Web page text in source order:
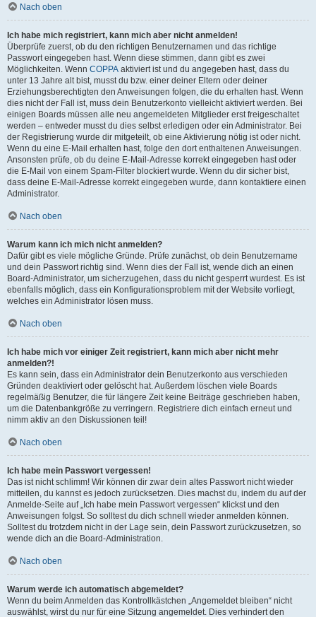
Nach oben
Ich habe mich registriert, kann mich aber nicht anmelden!
Überprüfe zuerst, ob du den richtigen Benutzernamen und das richtige
Passwort eingegeben hast. Wenn diese stimmen, dann gibt es zwei
Möglichkeiten. Wenn COPPA aktiviert ist und du angegeben hast, dass du
unter 13 Jahre alt bist, musst du bzw. einer deiner Eltern oder deiner
Erziehungsberechtigten den Anweisungen folgen, die du erhalten hast. Wenn
dies nicht der Fall ist, muss dein Benutzerkonto vielleicht aktiviert werden. Bei
einigen Boards müssen alle neu angemeldeten Mitglieder erst freigeschaltet
werden – entweder musst du dies selbst erledigen oder ein Administrator. Bei
der Registrierung wurde dir mitgeteilt, ob eine Aktivierung nötig ist oder nicht.
Wenn du eine E-Mail erhalten hast, folge den dort enthaltenen Anweisungen.
Ansonsten prüfe, ob du deine E-Mail-Adresse korrekt eingegeben hast oder
die E-Mail von einem Spam-Filter blockiert wurde. Wenn du dir sicher bist,
dass deine E-Mail-Adresse korrekt eingegeben wurde, dann kontaktiere einen
Administrator.
Nach oben
Warum kann ich mich nicht anmelden?
Dafür gibt es viele mögliche Gründe. Prüfe zunächst, ob dein Benutzername
und dein Passwort richtig sind. Wenn dies der Fall ist, wende dich an einen
Board-Administrator, um sicherzugehen, dass du nicht gesperrt wurdest. Es ist
ebenfalls möglich, dass ein Konfigurationsproblem mit der Website vorliegt,
welches ein Administrator lösen muss.
Nach oben
Ich habe mich vor einiger Zeit registriert, kann mich aber nicht mehr
anmelden?!
Es kann sein, dass ein Administrator dein Benutzerkonto aus verschieden
Gründen deaktiviert oder gelöscht hat. Außerdem löschen viele Boards
regelmäßig Benutzer, die für längere Zeit keine Beiträge geschrieben haben,
um die Datenbankgröße zu verringern. Registriere dich einfach erneut und
nimm aktiv an den Diskussionen teil!
Nach oben
Ich habe mein Passwort vergessen!
Das ist nicht schlimm! Wir können dir zwar dein altes Passwort nicht wieder
mitteilen, du kannst es jedoch zurücksetzen. Dies machst du, indem du auf der
Anmelde-Seite auf „Ich habe mein Passwort vergessen“ klickst und den
Anweisungen folgst. So solltest du dich schnell wieder anmelden können.
Solltest du trotzdem nicht in der Lage sein, dein Passwort zurückzusetzen, so
wende dich an die Board-Administration.
Nach oben
Warum werde ich automatisch abgemeldet?
Wenn du beim Anmelden das Kontrollkästchen „Angemeldet bleiben“ nicht
auswählst, wirst du nur für eine Sitzung angemeldet. Dies verhindert den